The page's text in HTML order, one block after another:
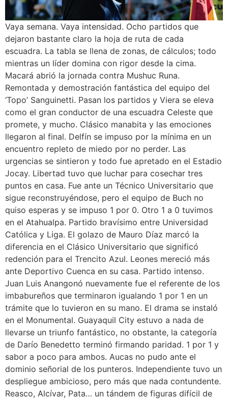
Vaya semana. Vaya intensidad. Ocho partidos que
dejaron bastante claro la hoja de ruta de cada
escuadra. La tabla se llena de zonas, de cálculos; todo
mientras un líder domina con rigor desde la cima.
Macará abrió la jornada contra Mushuc Runa.
Remontada y demostración fantástica del equipo del
‘Topo’ Sanguinetti. Pasan los partidos y Viera se eleva
como el gran conductor de una escuadra Celeste que
promete, y mucho. Clásico manabita y las emociones
llegaron al final. Delfín se impuso por la mínima en un
encuentro repleto de miedo por no perder. Las
urgencias se sintieron y todo fue apretado en el Estadio
Jocay. Libertad tuvo que luchar para cosechar tres
puntos en casa. Fue ante un Técnico Universitario que
sigue reconstruyéndose, pero el equipo de Buch no
quiso esperas y se impuso 1 por 0. Otro 1 a 0 tuvimos
en el Atahualpa. Partido bravísimo entre Universidad
Católica y Liga. El golazo de Mauro Díaz marcó la
diferencia en el Clásico Universitario que significó
redención para el Trencito Azul. Leones mereció más
ante Deportivo Cuenca en su casa. Partido intenso.
Juan Luis Anangonó nuevamente fue el referente de los
imbabureños que terminaron igualando 1 por 1 en un
trámite que lo tuvieron en su mano. El drama se instaló
en el Monumental. Guayaquil City estuvo a nada de
llevarse un triunfo fantástico, no obstante, la categoría
de Darío Benedetto terminó firmando paridad. 1 por 1 y
sabor a poco para ambos. Aucas no pudo ante el
dominio señorial de los punteros. Independiente tuvo un
despliegue ambicioso, pero más que nada contundente.
Reasco, Alcívar, Pata… un tándem de figuras difícil de